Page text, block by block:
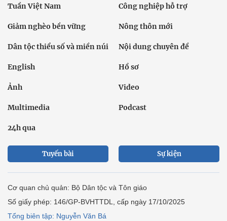
Tuần Việt Nam Công nghiệp hỗ trợ
Giảm nghèo bền vững Nông thôn mới
Dân tộc thiểu số và miền núi Nội dung chuyên đề
English Hồ sơ
Ảnh Video
Multimedia Podcast
24h qua
Tuyến bài Sự kiện
Cơ quan chủ quản: Bộ Dân tộc và Tôn giáo
Số giấy phép: 146/GP-BVHTTDL, cấp ngày 17/10/2025
Tổng biên tập: Nguyễn Văn Bá